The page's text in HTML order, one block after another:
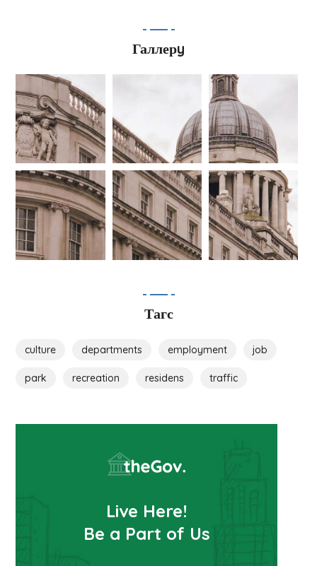
Галлерy
Тагс
culture departments employment job
park recreation residens traffic
Live Here!
Be a Part of Us